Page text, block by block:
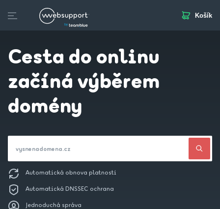
Skip
Košík
Cesta do onlinu
začíná výběrem
domény
vysnenadomena.cz
Automatická obnova platnosti
Automatická DNSSEC ochrana
Jednoduchá správa